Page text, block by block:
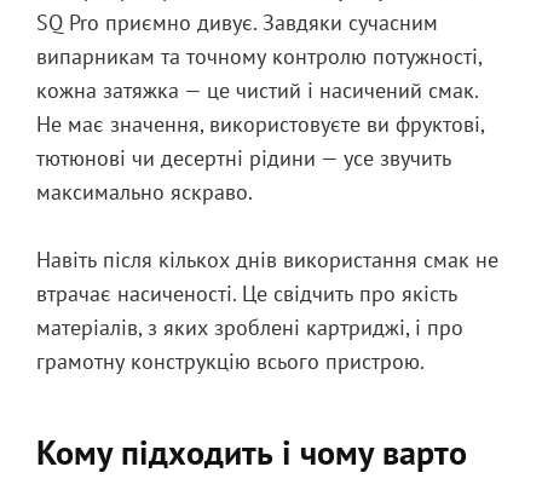
SQ Pro приємно дивує. Завдяки сучасним
випарникам та точному контролю потужності,
кожна затяжка — це чистий і насичений смак.
Не має значення, використовуєте ви фруктові,
тютюнові чи десертні рідини — усе звучить
максимально яскраво.
Навіть після кількох днів використання смак не
втрачає насиченості. Це свідчить про якість
матеріалів, з яких зроблені картриджі, і про
грамотну конструкцію всього пристрою.
Кому підходить і чому варто